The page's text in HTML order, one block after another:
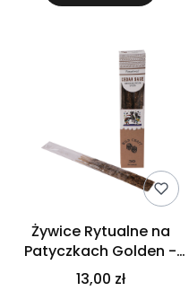
Żywice Rytualne na
Patyczkach Golden -
Szałwia Cedrowa
13,00 zł